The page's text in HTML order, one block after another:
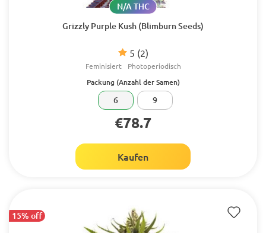
Grizzly Purple Kush (Blimburn Seeds)
5 (2)
N/A THC
Feminisiert Photoperiodisch
Packung (Anzahl der Samen)
6 9
€78.7
Kaufen
15% off